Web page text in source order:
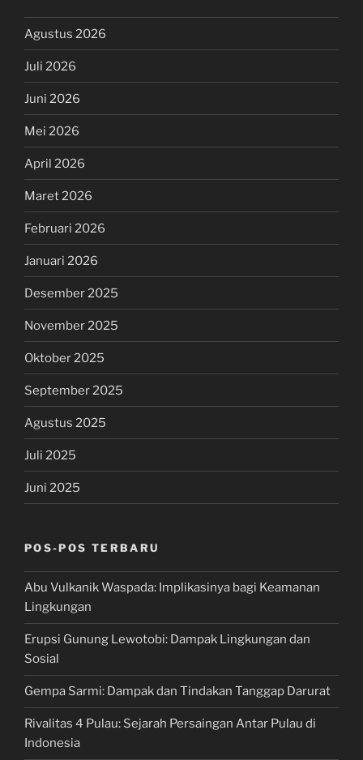
Agustus 2026
Juli 2026
Juni 2026
Mei 2026
April 2026
Maret 2026
Februari 2026
Januari 2026
Desember 2025
November 2025
Oktober 2025
September 2025
Agustus 2025
Juli 2025
Juni 2025
POS-POS TERBARU
Abu Vulkanik Waspada: Implikasinya bagi Keamanan
Lingkungan
Erupsi Gunung Lewotobi: Dampak Lingkungan dan
Sosial
Gempa Sarmi: Dampak dan Tindakan Tanggap Darurat
Rivalitas 4 Pulau: Sejarah Persaingan Antar Pulau di
Indonesia